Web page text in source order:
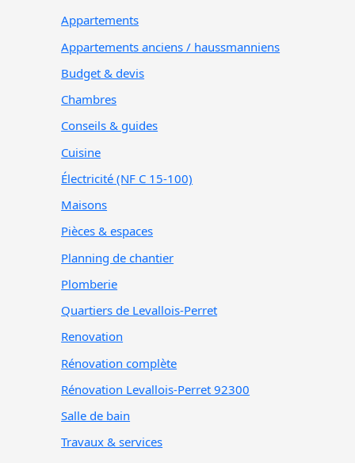
Appartements
Appartements anciens / haussmanniens
Budget & devis
Chambres
Conseils & guides
Cuisine
Électricité (NF C 15-100)
Maisons
Pièces & espaces
Planning de chantier
Plomberie
Quartiers de Levallois-Perret
Renovation
Rénovation complète
Rénovation Levallois-Perret 92300
Salle de bain
Travaux & services